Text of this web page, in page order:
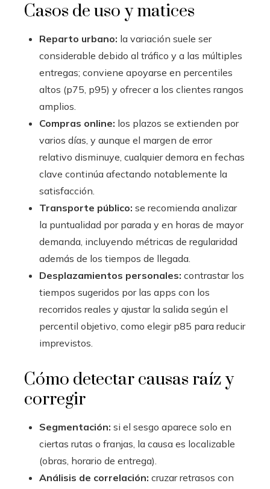
Casos de uso y matices
Reparto urbano: la variación suele ser
considerable debido al tráfico y a las múltiples
entregas; conviene apoyarse en percentiles
altos (p75, p95) y ofrecer a los clientes rangos
amplios.
Compras online: los plazos se extienden por
varios días, y aunque el margen de error
relativo disminuye, cualquier demora en fechas
clave continúa afectando notablemente la
satisfacción.
Transporte público: se recomienda analizar
la puntualidad por parada y en horas de mayor
demanda, incluyendo métricas de regularidad
además de los tiempos de llegada.
Desplazamientos personales: contrastar los
tiempos sugeridos por las apps con los
recorridos reales y ajustar la salida según el
percentil objetivo, como elegir p85 para reducir
imprevistos.
Cómo detectar causas raíz y
corregir
Segmentación: si el sesgo aparece solo en
ciertas rutas o franjas, la causa es localizable
(obras, horario de entrega).
Análisis de correlación: cruzar retrasos con